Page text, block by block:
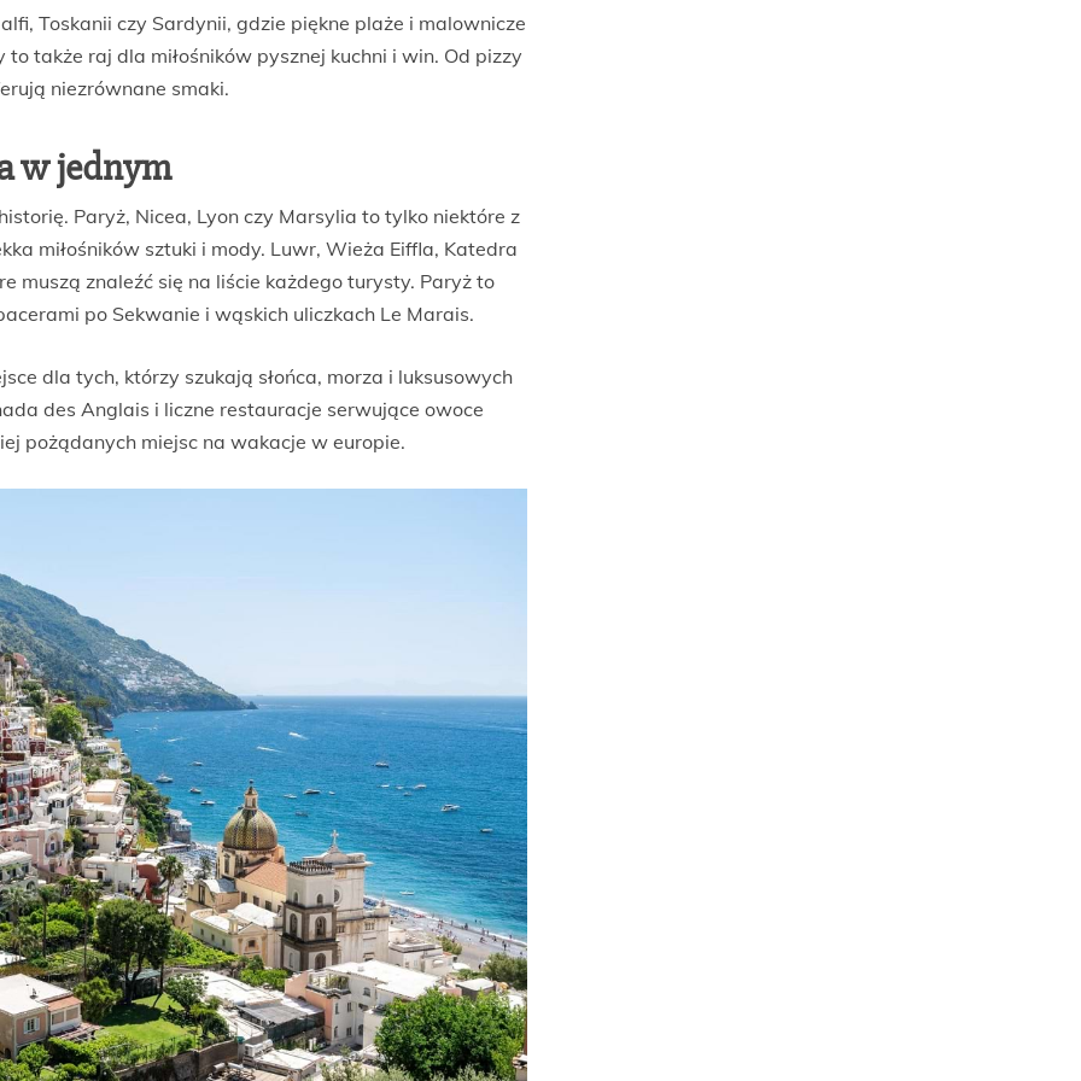
Toskanii czy Sardynii, gdzie piękne plaże i malownicze
także raj dla miłośników pysznej kuchni i win. Od pizzy
niezrównane smaki.
w jednym
Paryż, Nicea, Lyon czy Marsylia to tylko niektóre z
miłośników sztuki i mody. Luwr, Wieża Eiffla, Katedra
muszą znaleźć się na liście każdego turysty. Paryż to
po Sekwanie i wąskich uliczkach Le Marais.
dla tych, którzy szukają słońca, morza i luksusowych
des Anglais i liczne restauracje serwujące owoce
pożądanych miejsc na wakacje w europie.